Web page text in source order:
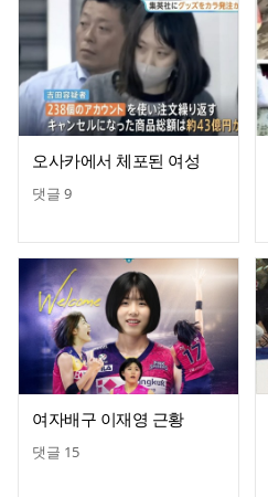
오사카에서 체포된 여성
댓글 9
여자배구 이재영 근황
댓글 15